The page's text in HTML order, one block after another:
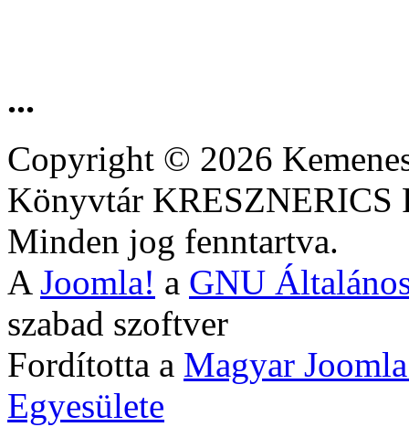
...
Copyright © 2026
Könyvtár
Minden jog fenntartva.
A Joomla! a GNU
szabad szoftver
Fordította a Magyar
Egyesülete